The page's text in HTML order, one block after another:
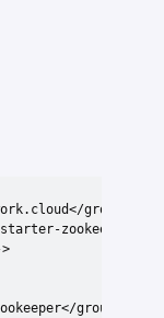
groupId>
zookeeper-
>
groupId>